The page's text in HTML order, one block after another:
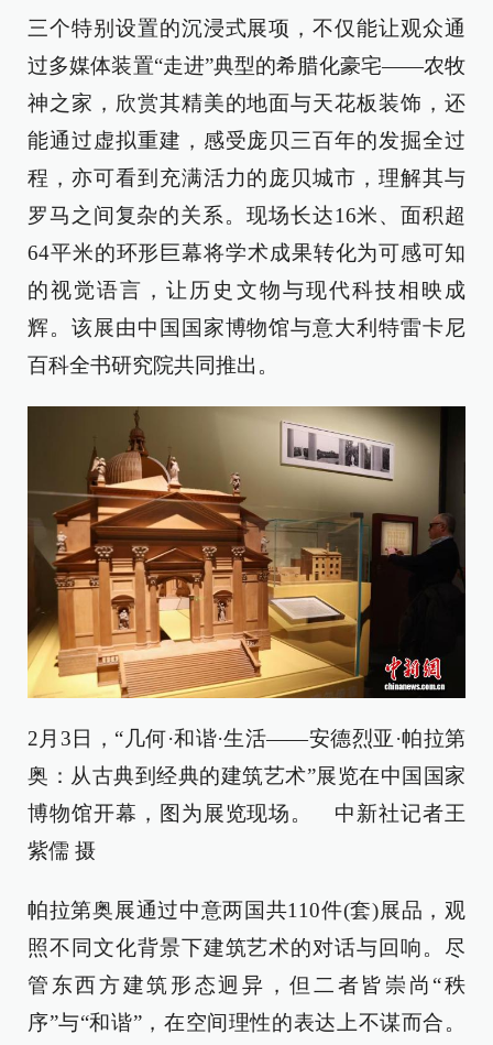
三个特别设置的沉浸式展项，不仅能让观众通
过多媒体装置“走进”典型的希腊化豪宅——农牧
神之家，欣赏其精美的地面与天花板装饰，还
能通过虚拟重建，感受庞贝三百年的发掘全过
程，亦可看到充满活力的庞贝城市，理解其与
罗马之间复杂的关系。现场长达16米、面积超
64平米的环形巨幕将学术成果转化为可感可知
的视觉语言，让历史文物与现代科技相映成
辉。该展由中国国家博物馆与意大利特雷卡尼
百科全书研究院共同推出。
2月3日，“几何·和谐·生活——安德烈亚·帕拉第
奥：从古典到经典的建筑艺术”展览在中国国家
博物馆开幕，图为展览现场。 中新社记者王
紫儒 摄
帕拉第奥展通过中意两国共110件(套)展品，观
照不同文化背景下建筑艺术的对话与回响。尽
管东西方建筑形态迥异，但二者皆崇尚“秩
序”与“和谐”，在空间理性的表达上不谋而合。